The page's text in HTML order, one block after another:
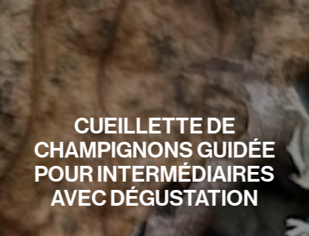
CUEILLETTE DE
CHAMPIGNONS GUIDÉE
POUR INTERMÉDIAIRES
AVEC DÉGUSTATION